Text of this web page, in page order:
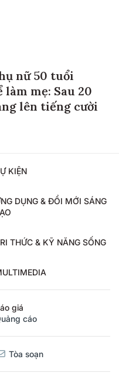
nữ 50 tuổi
mẹ: Sau 20
lên tiếng cười
KIỆN
DỤNG & ĐỔI MỚI SÁNG
THỨC & KỸ NĂNG SỐNG
giá
cáo
Tòa soạn